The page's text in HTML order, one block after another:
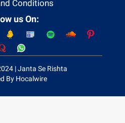
Conditions
us On:
| Janta Se Rishta
By Hocalwire